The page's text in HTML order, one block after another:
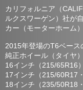
カリフォルニア（
ルクスワーゲン）社が
カー（モーターホーム）
2015年登場のT6ベー
純正ホイール（タイヤ
16インチ（215/65R16
17インチ（215/60R17
18インチ（235/50R18